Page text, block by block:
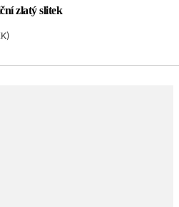
zlatý slitek
)